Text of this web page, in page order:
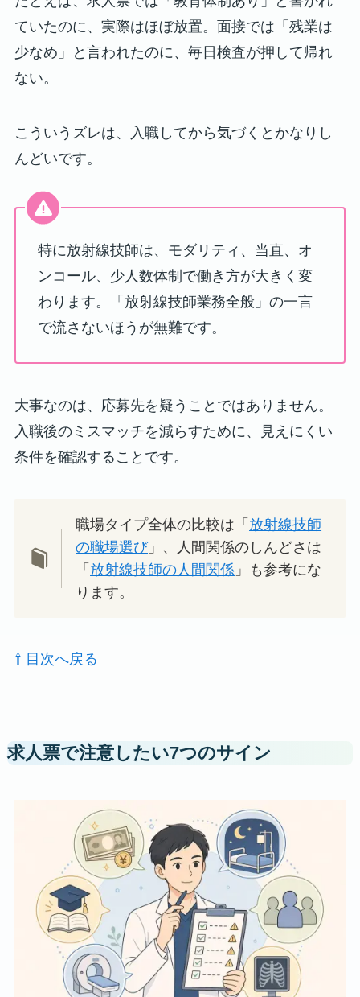
ていたのに、実際はほぼ放置。面接では「残業は
少なめ」と言われたのに、毎日検査が押して帰れ
ない。
こういうズレは、入職してから気づくとかなりし
んどいです。
特に放射線技師は、モダリティ、当直、オ
ンコール、少人数体制で働き方が大きく変
わります。「放射線技師業務全般」の一言
で流さないほうが無難です。
大事なのは、応募先を疑うことではありません。
入職後のミスマッチを減らすために、見えにくい
条件を確認することです。
職場タイプ全体の比較は「 放射線技師
の職場選び」、人間関係のしんどさは
「 放射線技師の人間関係 」も参考にな
ります。
⇧ 目次へ戻る
求人票で注意したい7つのサイン